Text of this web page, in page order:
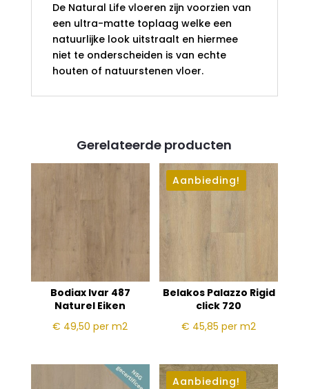
De Natural Life vloeren zijn voorzien van
een ultra-matte toplaag welke een
natuurlijke look uitstraalt en hiermee
niet te onderscheiden is van echte
houten of natuurstenen vloer.
Gerelateerde producten
Bodiax Ivar 487
Naturel Eiken
€ 49,50per m2
Aanbieding!
Belakos Palazzo Rigid
click 720
€ 45,85per m2
Aanbieding!